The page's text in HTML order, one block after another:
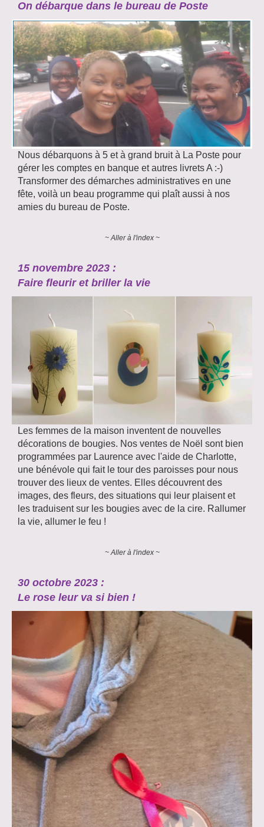
On débarque dans le bureau de Poste
Nous débarquons à 5 et à grand bruit à La Poste pour
gérer les comptes en banque et autres livrets A :-)
Transformer des démarches administratives en une
fête, voilà un beau programme qui plaît aussi à nos
amies du bureau de Poste.
~ Aller à l'index ~
15 novembre 2023 :
Faire fleurir et briller la vie
Les femmes de la maison inventent de nouvelles
décorations de bougies. Nos ventes de Noël sont bien
programmées par Laurence avec l'aide de Charlotte,
une bénévole qui fait le tour des paroisses pour nous
trouver des lieux de ventes. Elles découvrent des
images, des fleurs, des situations qui leur plaisent et
les traduisent sur les bougies avec de la cire. Rallumer
la vie, allumer le feu !
~ Aller à l'index ~
30 octobre 2023 :
Le rose leur va si bien !